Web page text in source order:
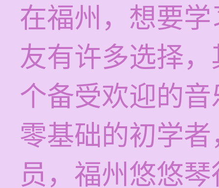
在福州，想要
友有许多选择，
个备受欢迎的
零基础的初学
员，福州悠悠